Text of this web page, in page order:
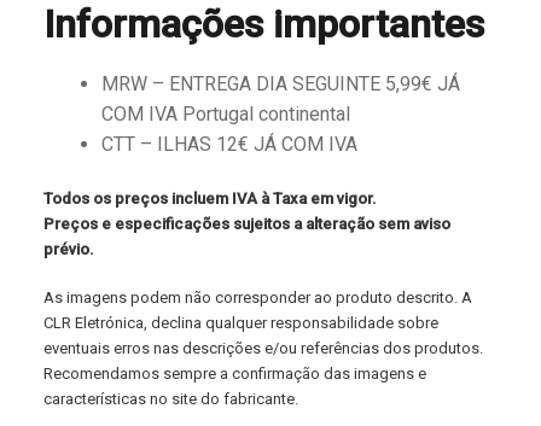
Informações importantes
MRW – ENTREGA DIA SEGUINTE 5,99€ JÁ
COM IVA Portugal continental
CTT – ILHAS 12€ JÁ COM IVA
Todos os preços incluem IVA à Taxa em vigor.
Preços e especificações sujeitos a alteração sem aviso
prévio.
As imagens podem não corresponder ao produto descrito. A
CLR Eletrónica, declina qualquer responsabilidade sobre
eventuais erros nas descrições e/ou referências dos produtos.
Recomendamos sempre a confirmação das imagens e
características no site do fabricante.